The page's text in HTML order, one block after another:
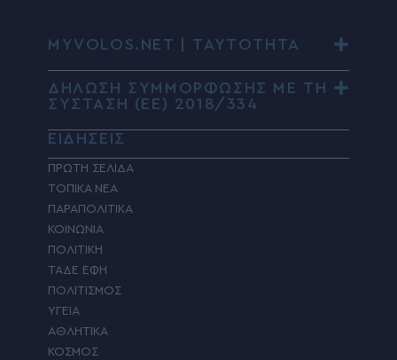
MYVOLOS.NET | ΤΑΥΤΟΤΗΤΑ
ΔΗΛΩΣΗ ΣΥΜΜΟΡΦΩΣΗΣ ΜΕ ΤΗ
ΣΥΣΤΑΣΗ (ΕΕ) 2018/334
ΕΙΔΗΣΕΙΣ
ΠΡΩΤΗ ΣΕΛΙΔΑ
ΤΟΠΙΚΑ ΝΕΑ
ΠΑΡΑΠΟΛΙΤΙΚΑ
ΚΟΙΝΩΝΙΑ
ΠΟΛΙΤΙΚΗ
ΤΑΔΕ ΕΦΗ
ΠΟΛΙΤΙΣΜΟΣ
ΥΓΕΙΑ
ΑΘΛΗΤΙΚΑ
ΚΟΣΜΟΣ